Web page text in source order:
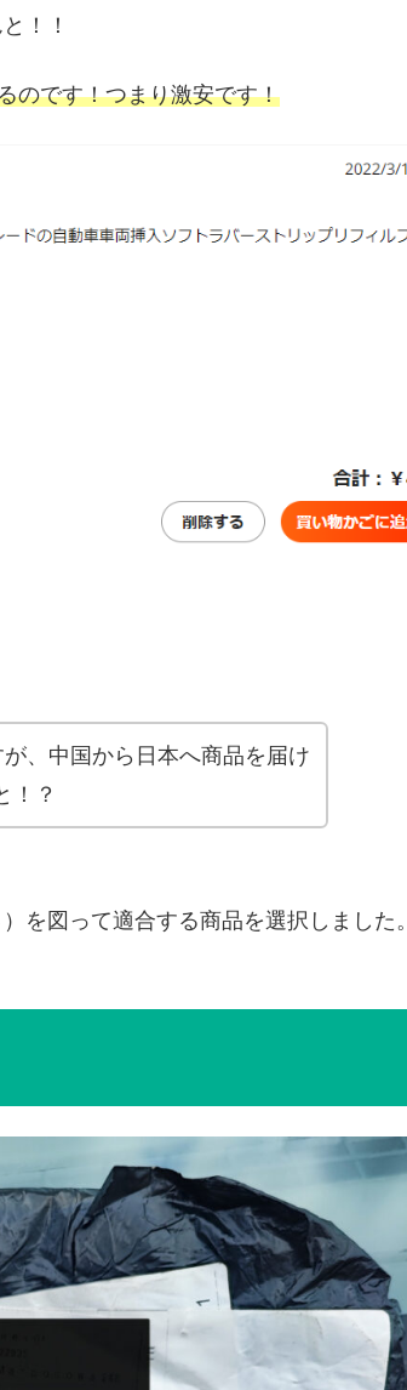
！！
のです！つまり激安です！
、中国から日本へ商品を届け
！？
を図って適合する商品を選択しました。